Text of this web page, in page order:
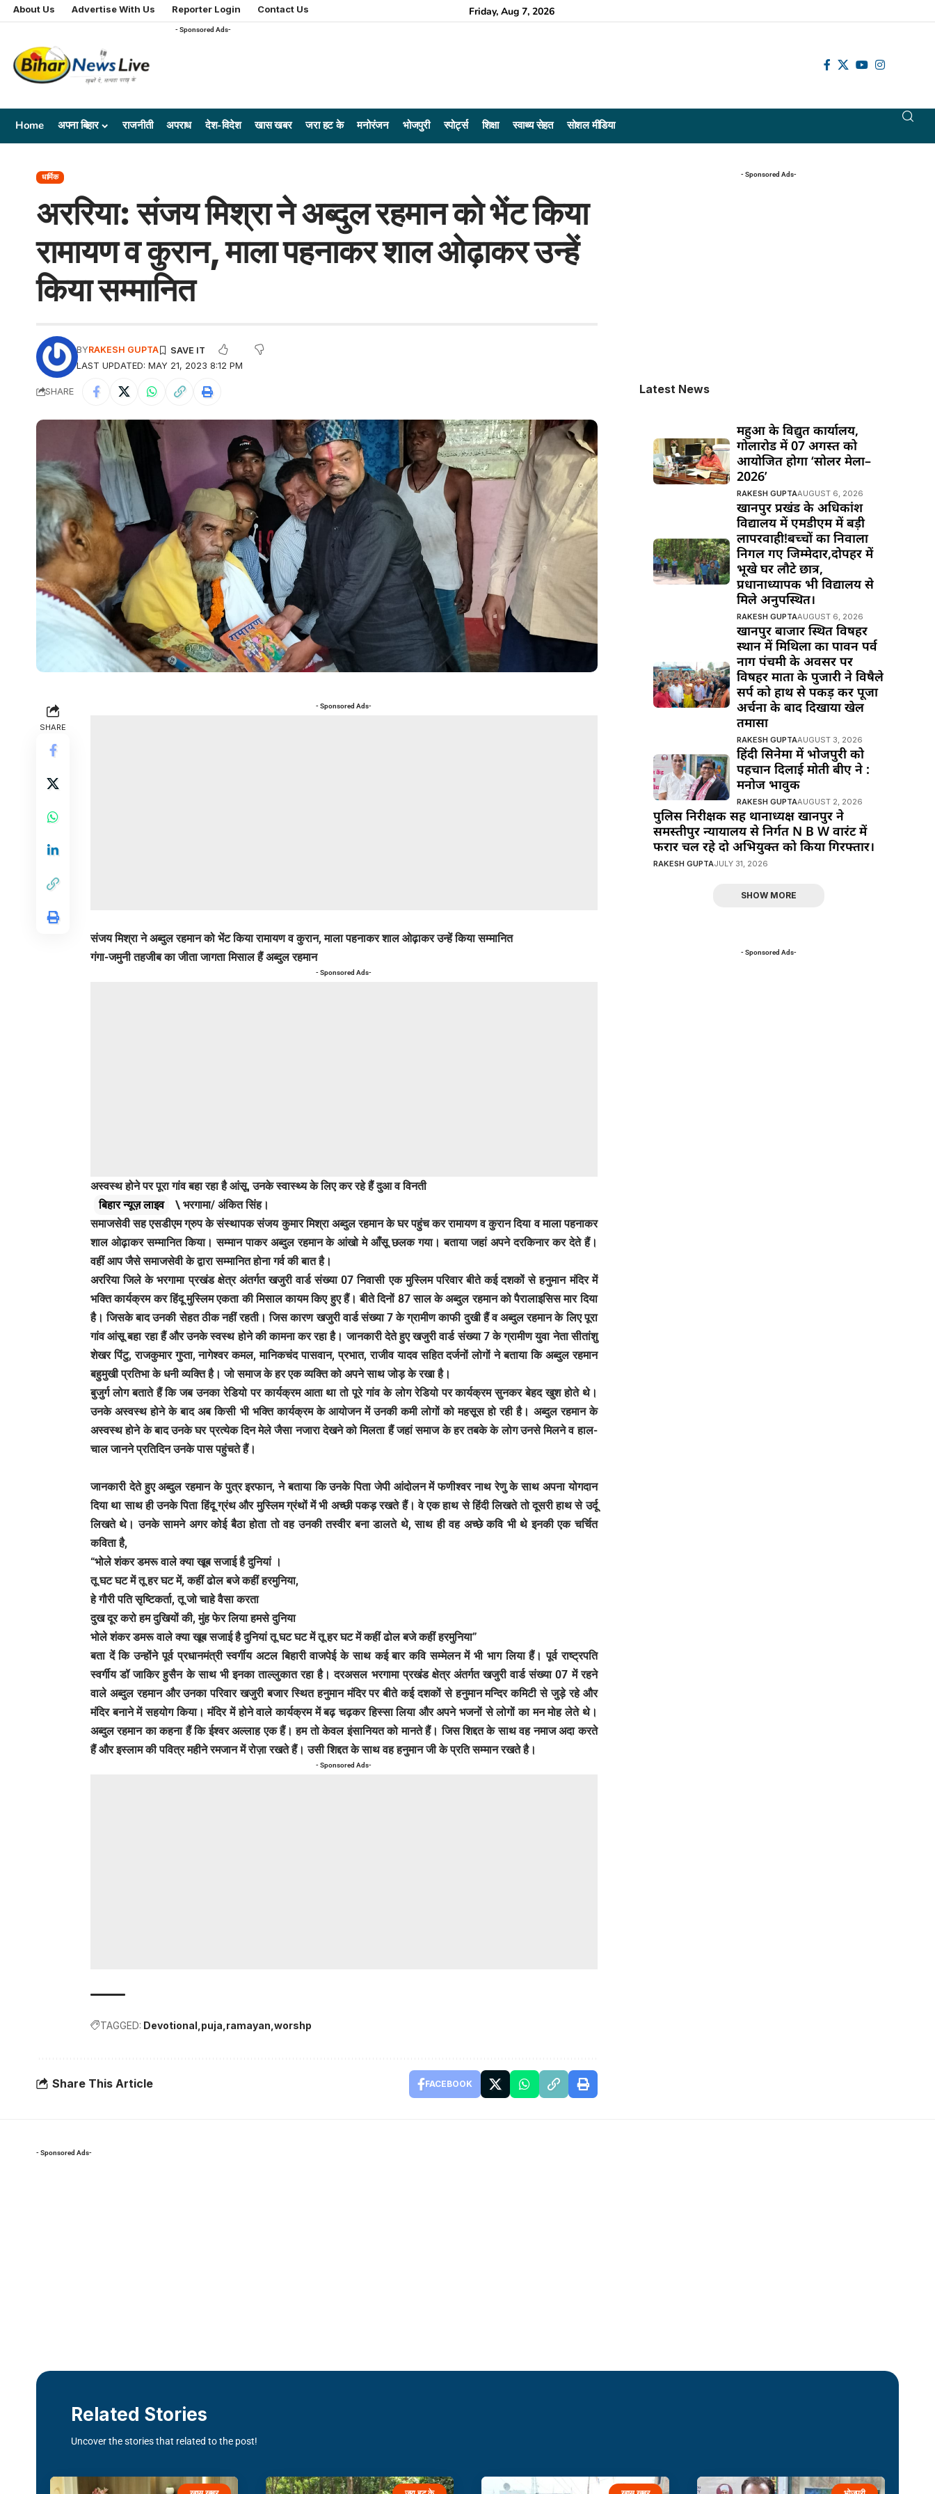
About Us Advertise With Us Reporter Login Contact Us Friday, Aug 7, 2026
- Sponsored Ads-
Home अपना बिहार राजनीती अपराध देश-विदेश खास खबर जरा हट के मनोरंजन भोजपुरी स्पोर्ट्स शिक्षा स्वाथ्य सेहत सोशल मीडिया
धार्मिक
अररिया: संजय मिश्रा ने अब्दुल रहमान को भेंट किया
रामायण व कुरान, माला पहनाकर शाल ओढ़ाकर उन्हें
किया सम्मानित
LAST UPDATED: MAY 21, 2023 8:12 PM
BYRAKESH GUPTA
SHARE
SHARE
- Sponsored Ads-
संजय मिश्रा ने अब्दुल रहमान को भेंट किया रामायण व कुरान, माला पहनाकर शाल ओढ़ाकर उन्हें किया सम्मानित
गंगा-जमुनी तहजीब का जीता जागता मिसाल हैं अब्दुल रहमान
- Sponsored Ads-
अस्वस्थ होने पर पूरा गांव बहा रहा है आंसू, उनके स्वास्थ्य के लिए कर रहे हैं दुआ व विनती
बिहार न्यूज़ लाइव
\ भरगामा/ अंकित सिंह।
समाजसेवी सह एसडीएम ग्रुप के संस्थापक संजय कुमार मिश्रा अब्दुल रहमान के घर पहुंच कर रामायण व कुरान दिया व माला पहनाकर
शाल ओढ़ाकर सम्मानित किया। सम्मान पाकर अब्दुल रहमान के आंखो मे आँसू छलक गया। बताया जहां अपने दरकिनार कर देते हैं।
वहीं आप जैसे समाजसेवी के द्वारा सम्मानित होना गर्व की बात है।
अररिया जिले के भरगामा प्रखंड क्षेत्र अंतर्गत खजुरी वार्ड संख्या 07 निवासी एक मुस्लिम परिवार बीते कई दशकों से हनुमान मंदिर में
भक्ति कार्यक्रम कर हिंदू मुस्लिम एकता की मिसाल कायम किए हुए हैं। बीते दिनों 87 साल के अब्दुल रहमान को पैरालाइसिस मार दिया
है। जिसके बाद उनकी सेहत ठीक नहीं रहती। जिस कारण खजुरी वार्ड संख्या 7 के ग्रामीण काफी दुखी हैं व अब्दुल रहमान के लिए पूरा
गांव आंसू बहा रहा हैं और उनके स्वस्थ होने की कामना कर रहा है। जानकारी देते हुए खजुरी वार्ड संख्या 7 के ग्रामीण युवा नेता सीतांशु
शेखर पिंटु, राजकुमार गुप्ता, नागेश्वर कमल, मानिकचंद पासवान, प्रभात, राजीव यादव सहित दर्जनों लोगों ने बताया कि अब्दुल रहमान
बहुमुखी प्रतिभा के धनी व्यक्ति है। जो समाज के हर एक व्यक्ति को अपने साथ जोड़ के रखा है।
बुजुर्ग लोग बताते हैं कि जब उनका रेडियो पर कार्यक्रम आता था तो पूरे गांव के लोग रेडियो पर कार्यक्रम सुनकर बेहद खुश होते थे।
उनके अस्वस्थ होने के बाद अब किसी भी भक्ति कार्यक्रम के आयोजन में उनकी कमी लोगों को महसूस हो रही है। अब्दुल रहमान के
अस्वस्थ होने के बाद उनके घर प्रत्येक दिन मेले जैसा नजारा देखने को मिलता हैं जहां समाज के हर तबके के लोग उनसे मिलने व हाल-
चाल जानने प्रतिदिन उनके पास पहुंचते हैं।
जानकारी देते हुए अब्दुल रहमान के पुत्र इरफान, ने बताया कि उनके पिता जेपी आंदोलन में फणीश्वर नाथ रेणु के साथ अपना योगदान
दिया था साथ ही उनके पिता हिंदू ग्रंथ और मुस्लिम ग्रंथों में भी अच्छी पकड़ रखते हैं। वे एक हाथ से हिंदी लिखते तो दूसरी हाथ से उर्दू
लिखते थे। उनके सामने अगर कोई बैठा होता तो वह उनकी तस्वीर बना डालते थे, साथ ही वह अच्छे कवि भी थे इनकी एक चर्चित
कविता है,
“भोले शंकर डमरू वाले क्या खूब सजाई है दुनियां ।
तू घट घट में तू हर घट में, कहीं ढोल बजे कहीं हरमुनिया,
हे गौरी पति सृष्टिकर्ता, तू जो चाहे वैसा करता
दुख दूर करो हम दुखियों की, मुंह फेर लिया हमसे दुनिया
भोले शंकर डमरू वाले क्या खूब सजाई है दुनियां तू घट घट में तू हर घट में कहीं ढोल बजे कहीं हरमुनिया”
बता दें कि उन्होंने पूर्व प्रधानमंत्री स्वर्गीय अटल बिहारी वाजपेई के साथ कई बार कवि सम्मेलन में भी भाग लिया हैं। पूर्व राष्ट्रपति
स्वर्गीय डॉ जाकिर हुसैन के साथ भी इनका ताल्लुकात रहा है। दरअसल भरगामा प्रखंड क्षेत्र अंतर्गत खजुरी वार्ड संख्या 07 में रहने
वाले अब्दुल रहमान और उनका परिवार खजुरी बजार स्थित हनुमान मंदिर पर बीते कई दशकों से हनुमान मन्दिर कमिटी से जुड़े रहे और
मंदिर बनाने में सहयोग किया। मंदिर में होने वाले कार्यक्रम में बढ़ चढ़कर हिस्सा लिया और अपने भजनों से लोगों का मन मोह लेते थे।
अब्दुल रहमान का कहना हैं कि ईश्वर अल्लाह एक हैं। हम तो केवल इंसानियत को मानते हैं। जिस शिद्दत के साथ वह नमाज अदा करते
हैं और इस्लाम की पवित्र महीने रमजान में रोज़ा रखते हैं। उसी शिद्दत के साथ वह हनुमान जी के प्रति सम्मान रखते है।
- Sponsored Ads-
TAGGED: Devotional puja ramayan worshp
Share This Article FACEBOOK
- Sponsored Ads-
Latest News
महुआ के विद्युत कार्यालय,
गोलारोड में 07 अगस्त को
आयोजित होगा ‘सोलर मेला–
2026’
RAKESH GUPTAAUGUST 6, 2026
खानपुर प्रखंड के अधिकांश
विद्यालय में एमडीएम में बड़ी
लापरवाही!बच्चों का निवाला
निगल गए जिम्मेदार,दोपहर में
भूखे घर लौटे छात्र,
प्रधानाध्यापक भी विद्यालय से
मिले अनुपस्थित।
RAKESH GUPTAAUGUST 6, 2026
खानपुर बाजार स्थित विषहर
स्थान में मिथिला का पावन पर्व
नाग पंचमी के अवसर पर
विषहर माता के पुजारी ने विषैले
सर्प को हाथ से पकड़ कर पूजा
अर्चना के बाद दिखाया खेल
तमासा
RAKESH GUPTAAUGUST 3, 2026
हिंदी सिनेमा में भोजपुरी को
पहचान दिलाई मोती बीए ने :
मनोज भावुक
RAKESH GUPTAAUGUST 2, 2026
पुलिस निरीक्षक सह थानाध्यक्ष खानपुर ने
समस्तीपुर न्यायालय से निर्गत N B W वारंट में
फरार चल रहे दो अभियुक्त को किया गिरफ्तार।
RAKESH GUPTAJULY 31, 2026
SHOW MORE
- Sponsored Ads-
- Sponsored Ads-
Related Stories
Uncover the stories that related to the post!